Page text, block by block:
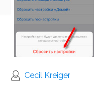
Cecil Kreiger